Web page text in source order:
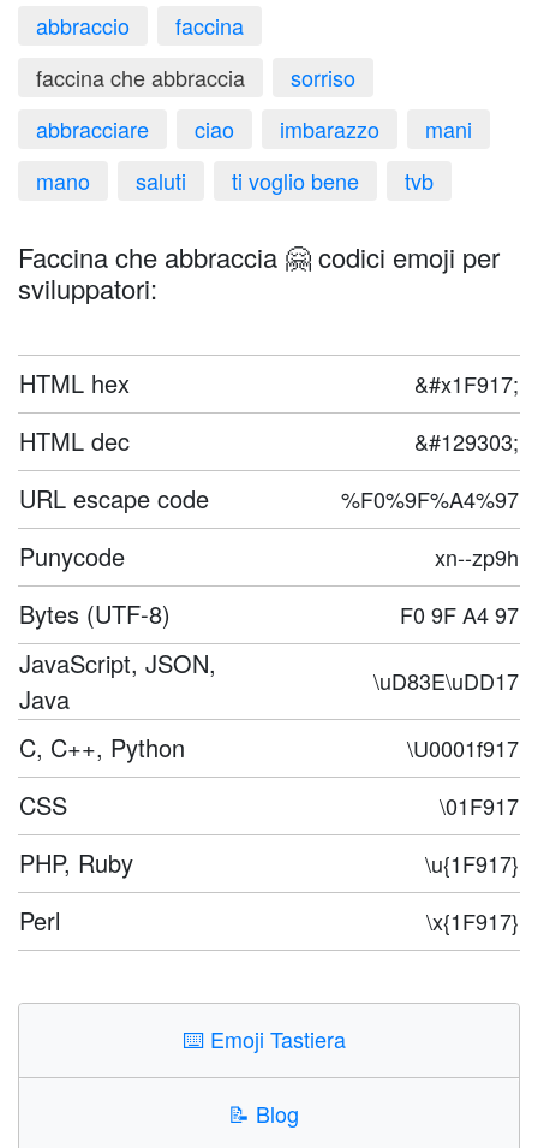
abbraccio
faccina
faccina che abbraccia
sorriso
abbracciare
ciao imbarazzo
mani
mano
saluti ti voglio bene tvb
Faccina che abbraccia 🤗 codici emoji per
sviluppatori:
HTML hex &#x1F917;
HTML dec &#129303;
URL escape code %F0%9F%A4%97
Punycode xn--zp9h
Bytes (UTF-8) F0 9F A4 97
JavaScript, JSON,
Java
\uD83E\uDD17
C, C++, Python \U0001f917
CSS \01F917
PHP, Ruby \u{1F917}
Perl \x{1F917}
⌨️ Emoji Tastiera
📝 Blog